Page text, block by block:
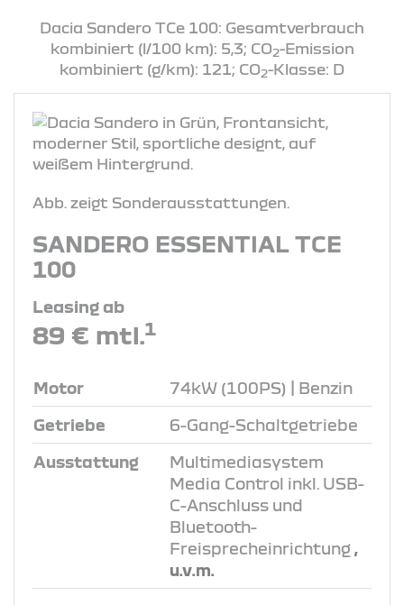
Dacia Sandero TCe 100: Gesamtverbrauch
kombiniert (l/100 km): 5,3; CO2-Emission
kombiniert (g/km): 121; CO2-Klasse: D
Abb. zeigt Sonderausstattungen.
SANDERO ESSENTIAL TCE
100
Leasing ab
89 € mtl.1
Motor 74kW (100PS) | Benzin
Getriebe 6-Gang-Schaltgetriebe
Ausstattung
Multimediasystem
Media Control inkl. USB-
C-Anschluss und
Bluetooth-
Freisprecheinrichtung ,
u.v.m.